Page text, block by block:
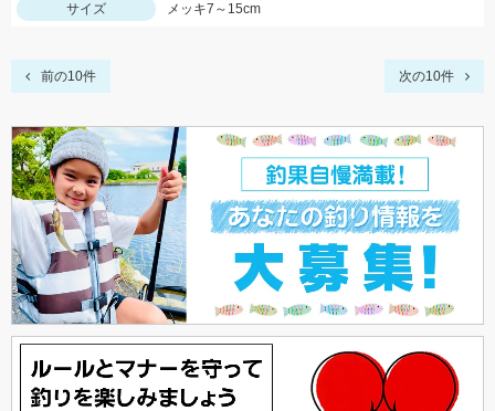
サイズ
メッキ7～15cm
前の10件 次の10件